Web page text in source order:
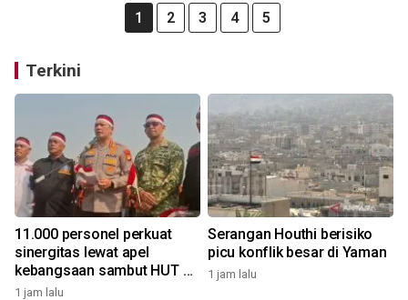
1 2 3 4 5
Terkini
11.000 personel perkuat
sinergitas lewat apel
kebangsaan sambut HUT RI
di kawasan Monas
1 jam lalu
Serangan Houthi berisiko
picu konflik besar di Yaman
1 jam lalu